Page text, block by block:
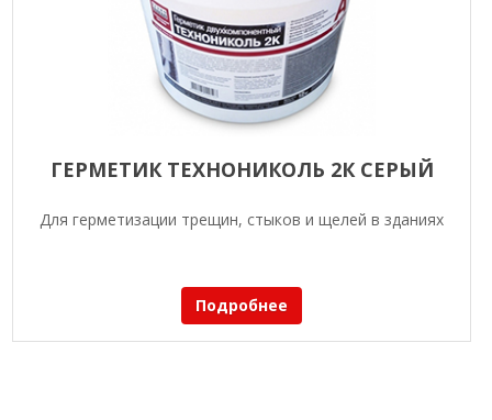
ГЕРМЕТИК ТЕХНОНИКОЛЬ 2К СЕРЫЙ
Для герметизации трещин, стыков и щелей в зданиях
Подробнее